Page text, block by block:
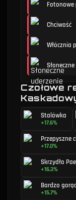
Fotonowe
Chciwość
Włócznia
Czołowe
Stalówka
+17.6%
Przepyszne
+17.0%
Skrzydło
+16.3%
Bardzo
+15.7%